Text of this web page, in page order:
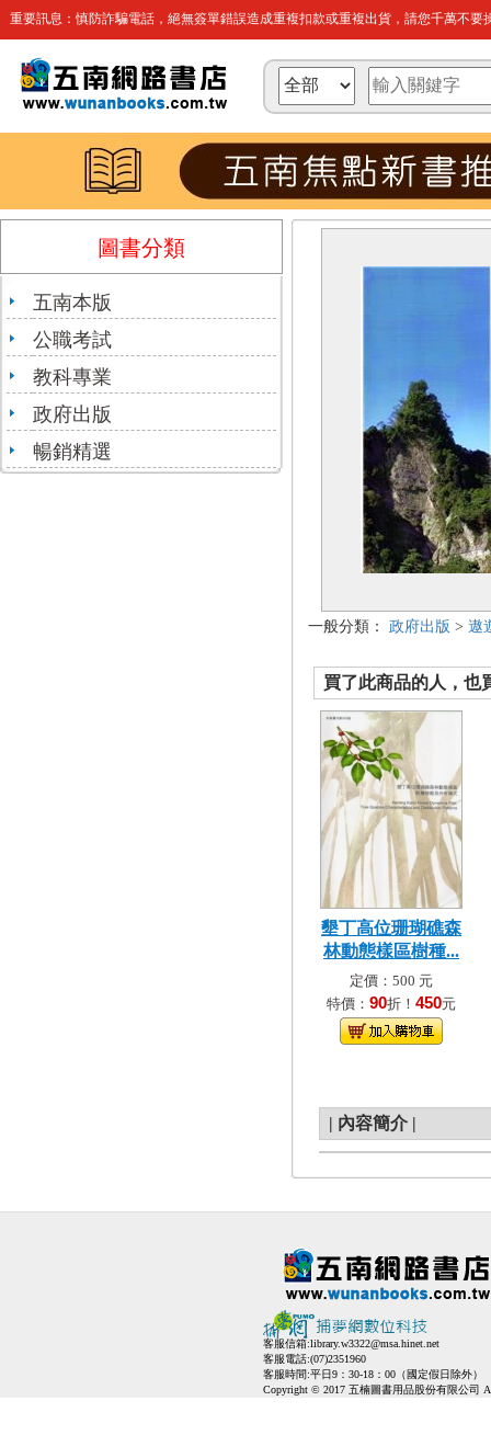
重要訊息：慎防詐騙電話，絕無簽單錯誤造成重複扣款或重複出貨，請您千萬不要
圖書分類
五南本版
公職考試
教科專業
政府出版
暢銷精選
一般分類： 政府出版 > 遨
買了此商品的人，也
墾丁高位珊瑚礁森
林動態樣區樹種...
定價：500 元
特價： 90折！ 450元
| 內容簡介 |
客服信箱:library.w3322@msa.hinet.net
客服電話:(07)2351960
客服時間:平日9：30-18：00（國定假日除外）
Copyright © 2017 五楠圖書用品股份有限公司